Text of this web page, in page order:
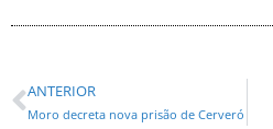
ANTERIOR
Moro decreta nova prisão de Cerveró